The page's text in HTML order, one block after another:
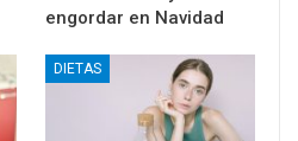
engordar en Navidad
DIETAS